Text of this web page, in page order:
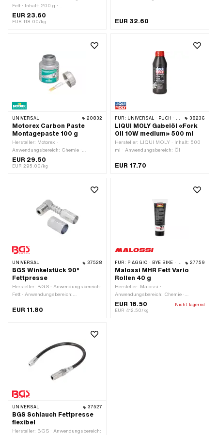
Fett · Inhalt: 200 g ·
Temperaturbeständigkeit (min.): -30 -
110 °C
EUR 23.60
EUR 118.00/kg EUR 32.60
UNIVERSAL 20832
Motorex Carbon Paste
Montagepaste 100 g
Hersteller: Motorex ·
Anwendungsbereich: Chemie ·
Anwendungsbereich: Fett · Inhalt: 100
g
EUR 29.50
EUR 295.00/kg
FÜR: UNIVERSAL · PUCH · SACHS · PONY / CILO (BETA 521 & 512) · PIAGGIO · ZÜNDAPP BELMONDO · TOMOS · CILO · HERCULES · KREIDLER · ZÜNDAPP 38236
LIQUI MOLY Gabelöl «Fork
Oil 10W medium» 500 ml
Hersteller: LIQUI MOLY · Inhalt: 500
ml · Anwendungsbereich: Öl
EUR 17.70
UNIVERSAL 37528
BGS Winkelstück 90°
Fettpresse
Hersteller: BGS · Anwendungsbereich:
Fett · Anwendungsbereich:
EUR 11.80
FÜR: PIAGGIO · BYE BIKE · SUZUKI · PEUGEOT 27759
Malossi MHR Fett Vario
Rollen 40 g
Hersteller: Malossi ·
Anwendungsbereich: Chemie ·
Anwendungsbereich: Fett · Inhalt: 40 g
EUR 16.50
Nicht lagernd
EUR 412.50/kg
UNIVERSAL 37527
BGS Schlauch Fettpresse
flexibel
Hersteller: BGS · Anwendungsbereich: